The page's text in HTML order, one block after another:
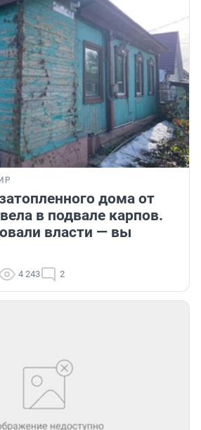
дома от
в подвале карпов.
власти — вы
4 243 2